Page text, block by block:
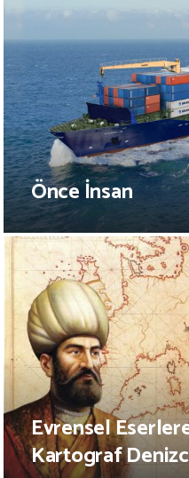
Önce İnsan
Evrensel
Kartograf